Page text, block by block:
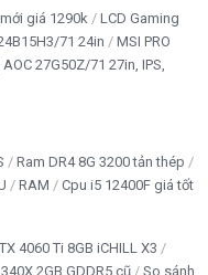
giá 1290k
LCD Gaming
71 24in
MSI PRO
27G50Z/71 27in, IPS,
Ram DR4 8G 3200 tản thép
RAM Cpu i5 12400F giá tốt
4060 Ti 8GB iCHILL X3
2GB GDDR5 cũ So sánh